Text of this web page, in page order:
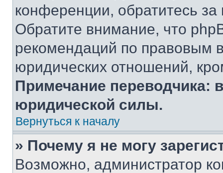
конференции, обратитесь
Обратите внимание, что
рекомендаций по правовым
юридических отношений,
Примечание переводчика:
юридической силы.
Вернуться к началу
» Почему я не могу
Возможно, администратор